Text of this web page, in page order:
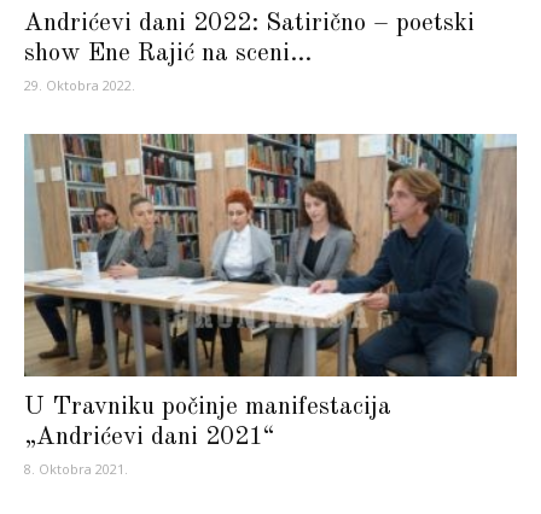
Andrićevi dani 2022: Satirično – poetski
show Ene Rajić na sceni...
29. Oktobra 2022.
U Travniku počinje manifestacija
„Andrićevi dani 2021“
8. Oktobra 2021.